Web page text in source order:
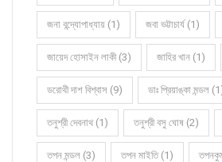
জনা বন্দ্যোপাধ্যায় (1) জবা ভট্টাচার্য (1)
জায়েদ হোসাইন লাকী (3) জাহির খান (1)
ডরোথী দাশ বিশ্বাস (9) ডাঃ প্রিয়াঙ্কা মন্ডল
তনুশ্রী দেবনাথ (1) তনুশ্রী বসু ঘোষ (2)
তপন মন্ডল (3) তপন মাইতি (1)